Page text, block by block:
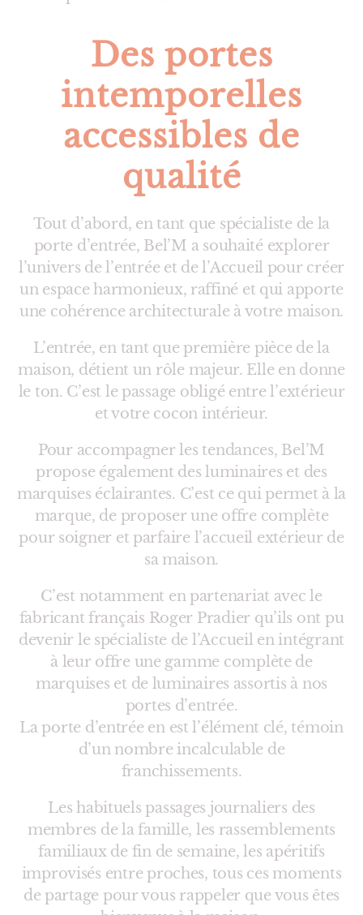
Des portes
intemporelles
accessibles de
qualité
Tout d’abord, en tant que spécialiste de la
porte d’entrée, Bel’M a souhaité explorer
l’univers de l’entrée et de l’Accueil pour créer
un espace harmonieux, raffiné et qui apporte
une cohérence architecturale à votre maison.
L’entrée, en tant que première pièce de la
maison, détient un rôle majeur. Elle en donne
le ton. C’est le passage obligé entre l’extérieur
et votre cocon intérieur.
Pour accompagner les tendances, Bel’M
propose également des luminaires et des
marquises éclairantes. C’est ce qui permet à la
marque, de proposer une offre complète
pour soigner et parfaire l’accueil extérieur de
sa maison.
C’est notamment en partenariat avec le
fabricant français Roger Pradier qu’ils ont pu
devenir le spécialiste de l’Accueil en intégrant
à leur offre une gamme complète de
marquises et de luminaires assortis à nos
portes d’entrée.
La porte d’entrée en est l’élément clé, témoin
d’un nombre incalculable de
franchissements.
Les habituels passages journaliers des
membres de la famille, les rassemblements
familiaux de fin de semaine, les apéritifs
improvisés entre proches, tous ces moments
de partage pour vous rappeler que vous êtes